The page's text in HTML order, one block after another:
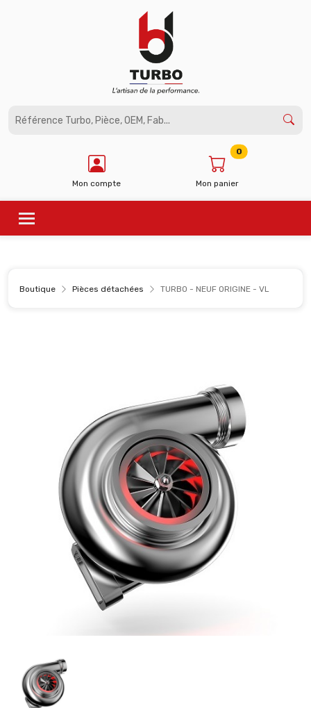
Mon compte Mon panier
0
Boutique Pièces détachées TURBO - NEUF ORIGINE - VL
Panneau de gestion des cookies